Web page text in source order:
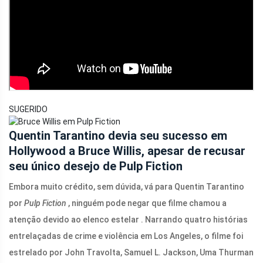
SUGERIDO
Quentin Tarantino devia seu sucesso em
Hollywood a Bruce Willis, apesar de recusar
seu único desejo de Pulp Fiction
Embora muito crédito, sem dúvida, vá para Quentin Tarantino
por Pulp Fiction , ninguém pode negar que filme chamou a
atenção devido ao elenco estelar . Narrando quatro histórias
entrelaçadas de crime e violência em Los Angeles, o filme foi
estrelado por John Travolta, Samuel L. Jackson, Uma Thurman